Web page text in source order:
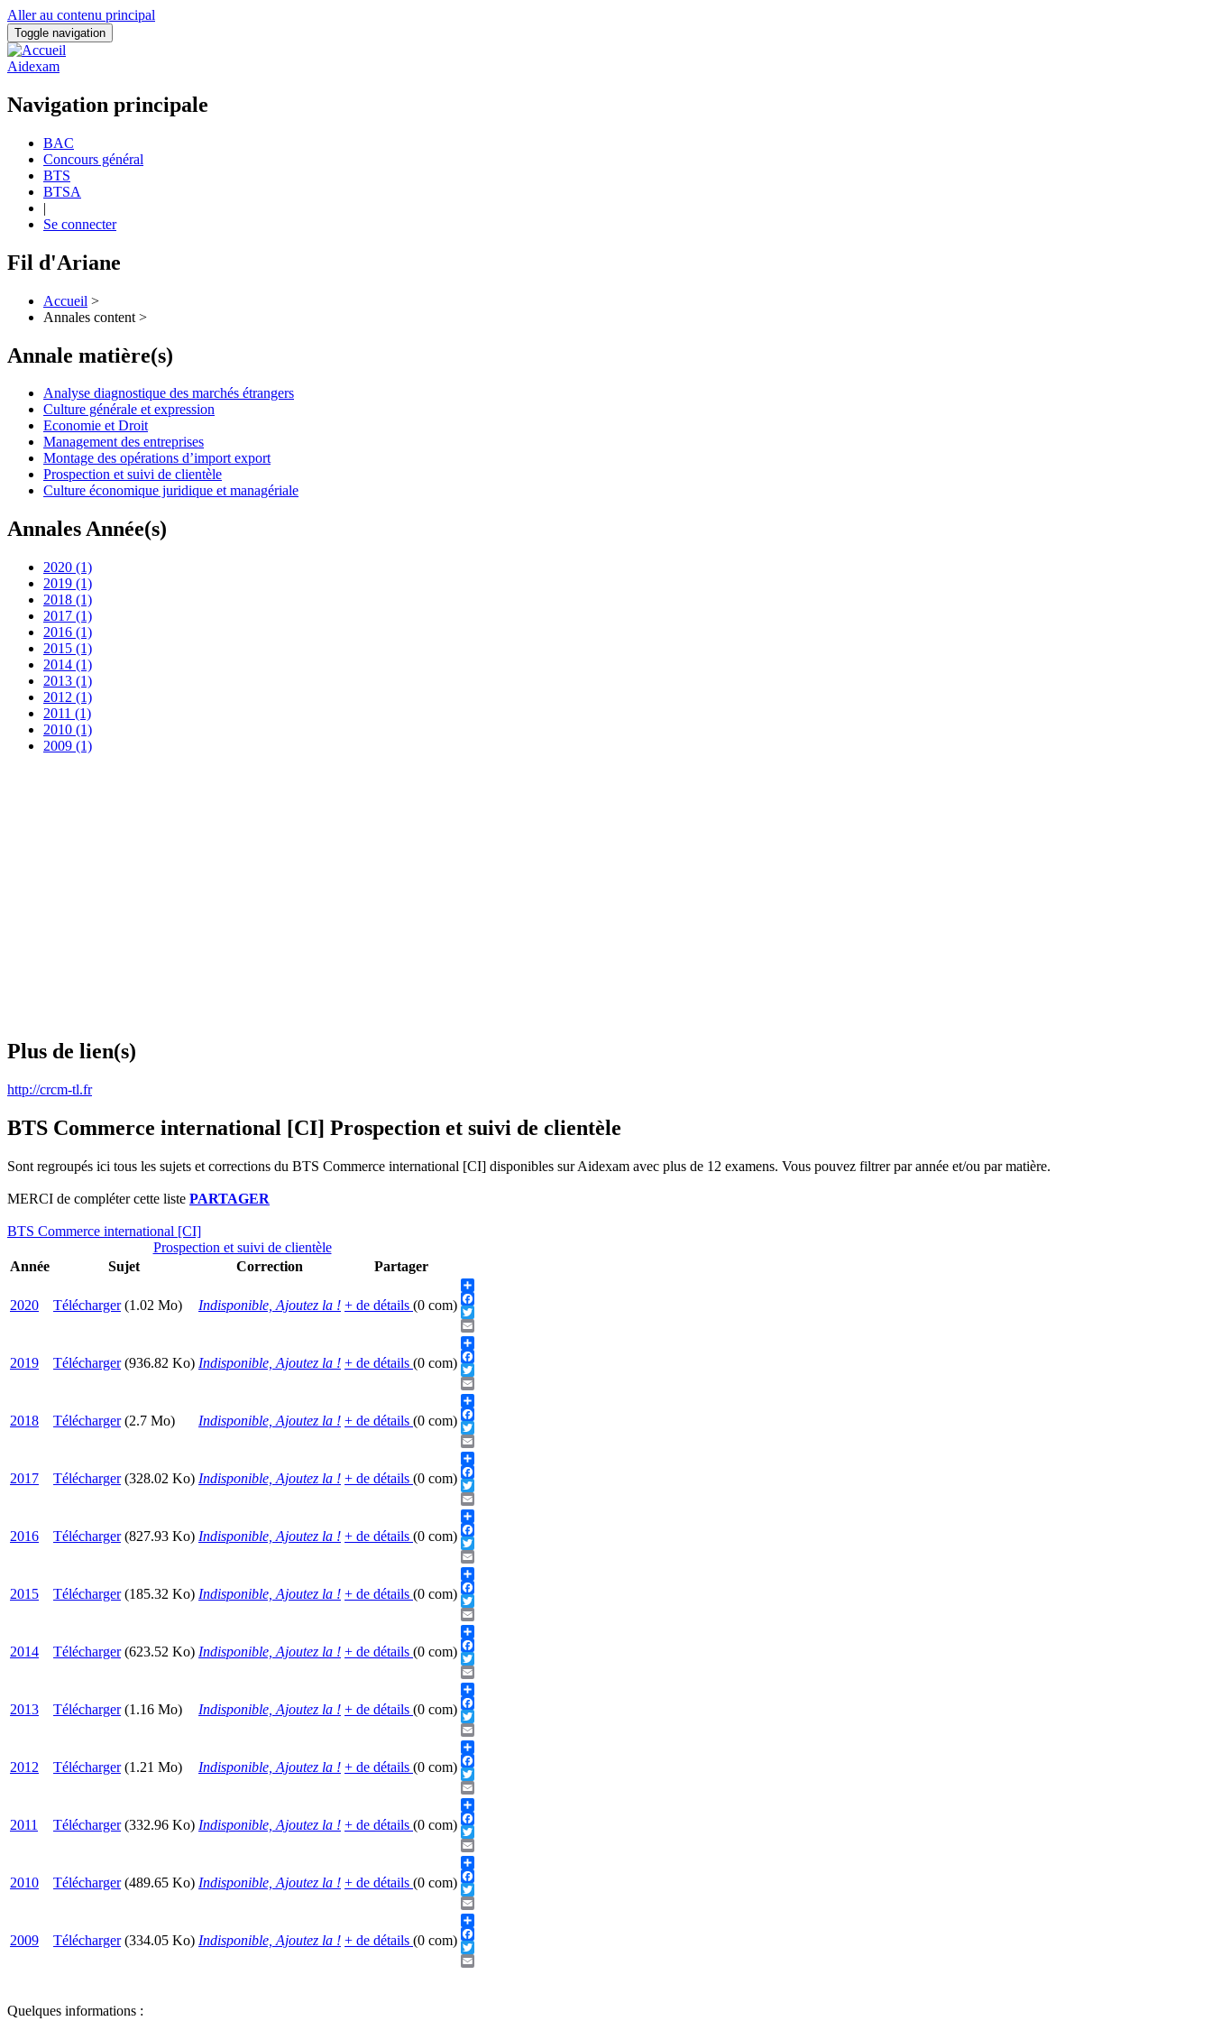
Aller au contenu principal
Toggle navigation
Aidexam
Navigation principale
BAC
Concours général
BTS
BTSA
|
Se connecter
Fil d'Ariane
Accueil >
Annales content >
Annale matière(s)
Analyse diagnostique des marchés étrangers
Culture générale et expression
Economie et Droit
Management des entreprises
Montage des opérations d’import export
Prospection et suivi de clientèle
Culture économique juridique et managériale
Annales Année(s)
2020 (1)
2019 (1)
2018 (1)
2017 (1)
2016 (1)
2015 (1)
2014 (1)
2013 (1)
2012 (1)
2011 (1)
2010 (1)
2009 (1)
Plus de lien(s)
http://crcm-tl.fr
BTS Commerce international [CI] Prospection et suivi de clientèle
Sont regroupés ici tous les sujets et corrections du BTS Commerce international [CI] disponibles sur Aidexam avec plus de 12 examens. Vous pouvez filtrer par année et/ou par matière.
MERCI de compléter cette liste PARTAGER
BTS Commerce international [CI]
Prospection et suivi de clientèle
Année
Sujet Correction Partager
2020 Télécharger (1.02 Mo) Indisponible, Ajoutez la ! + de détails (0 com) Share
Facebook
Twitter
Email
2019
Télécharger (936.82 Ko) Indisponible, Ajoutez la ! + de détails (0 com) Share
Facebook
Twitter
Email
2018
Télécharger (2.7 Mo) Indisponible, Ajoutez la ! + de détails (0 com) Share
Facebook
Twitter
Email
2017
Télécharger (328.02 Ko) Indisponible, Ajoutez la ! + de détails (0 com) Share
Facebook
Twitter
Email
2016
Télécharger (827.93 Ko) Indisponible, Ajoutez la ! + de détails (0 com) Share
Facebook
Twitter
Email
2015
Télécharger (185.32 Ko) Indisponible, Ajoutez la ! + de détails (0 com) Share
Facebook
Twitter
Email
2014
Télécharger (623.52 Ko) Indisponible, Ajoutez la ! + de détails (0 com) Share
Facebook
Twitter
Email
2013
Télécharger (1.16 Mo) Indisponible, Ajoutez la ! + de détails (0 com) Share
Facebook
Twitter
Email
2012
Télécharger (1.21 Mo) Indisponible, Ajoutez la ! + de détails (0 com) Share
Facebook
Twitter
Email
2011
Télécharger (332.96 Ko) Indisponible, Ajoutez la ! + de détails (0 com) Share
Facebook
Twitter
Email
2010
Télécharger (489.65 Ko) Indisponible, Ajoutez la ! + de détails (0 com) Share
Facebook
Twitter
Email
2009
Télécharger (334.05 Ko) Indisponible, Ajoutez la ! + de détails (0 com) Share
Facebook
Twitter
Quelques informations :